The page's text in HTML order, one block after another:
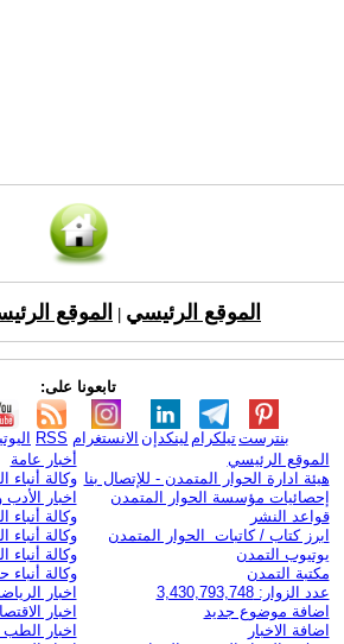
الموقع الرئيسي الموقع
تابعونا على:
RSS الانستغرام لينكدإن تيلكرامبنترست
الموقع الرئيسي
هيئة ادارة الحوار المتمدن - للإتصال بنا
إحصائيات مؤسسة الحوار المتمدن
قواعد النشر
ابرز كتاب / كاتبات الحوار المتمدن
يوتيوب التمدن
مكتبة التمدن
عدد الزوار: 3,430,793,748
اضافة موضوع جديد
اضافة الاخبار
أخبار عامة
وكالة أنباء
اخبار الأدب
وكالة أنباء
وكالة أنباء
وكالة أنباء
وكالة
اخبار
اخبار
اخبار الطب